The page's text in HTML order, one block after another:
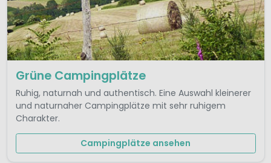
Grüne Campingplätze
Ruhig, naturnah und authentisch. Eine Auswahl kleinerer
und naturnaher Campingplätze mit sehr ruhigem
Charakter.
Campingplätze ansehen